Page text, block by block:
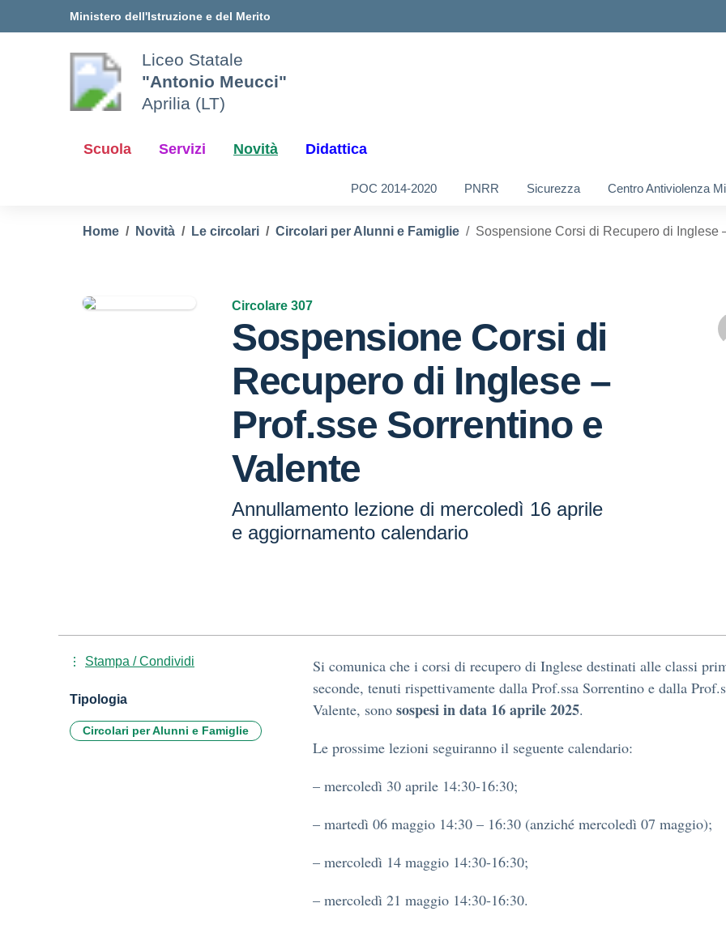
Ministero dell'Istruzione e del Merito
Liceo Statale
"Antonio Meucci"
Aprilia (LT)
Scuola Servizi Novità Didattica
POC 2014-2020 PNRR Sicurezza Centro Antiviolenza
Home Novità Le circolari Circolari per Alunni e Famiglie Sospensione Corsi di Recupero di Inglese
Circolare 307
Sospensione Corsi di
Recupero di Inglese –
Prof.sse Sorrentino e
Valente
Annullamento lezione di mercoledì 16 aprile
e aggiornamento calendario
Si comunica che i corsi di recupero di Inglese destinati alle classi
seconde, tenuti rispettivamente dalla Prof.ssa Sorrentino e dalla
Valente, sono sospesi in data 16 aprile 2025.
Le prossime lezioni seguiranno il seguente calendario:
– mercoledì 30 aprile 14:30-16:30;
– martedì 06 maggio 14:30 – 16:30 (anziché mercoledì 07 maggio);
– mercoledì 14 maggio 14:30-16:30;
– mercoledì 21 maggio 14:30-16:30.
Stampa / Condividi
Tipologia
Circolari per Alunni e Famiglie